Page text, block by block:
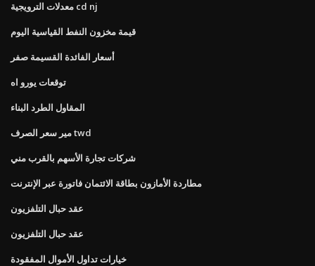
معدلات الترويجية cd nj
قيمة مخزون النفط القياسية اليوم
أسعار الفائدة القسيمة صفر
توقعات يورو اه
المقاول الطرد البناء
مير سعر الصرف twd
شركات تجارة الأسهم بالقرب مني
مطاردة الأمازون بطاقة الائتمان فاتورة عبر الإنترنت
عقد حبال التلفزيون
عقد حبال التلفزيون
خيارات تداول الأموال المفقودة